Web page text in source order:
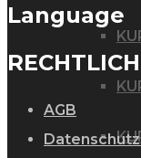
Language
AGB